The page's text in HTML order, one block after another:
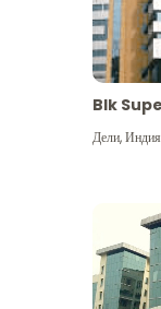
Blk
Дели,Индия